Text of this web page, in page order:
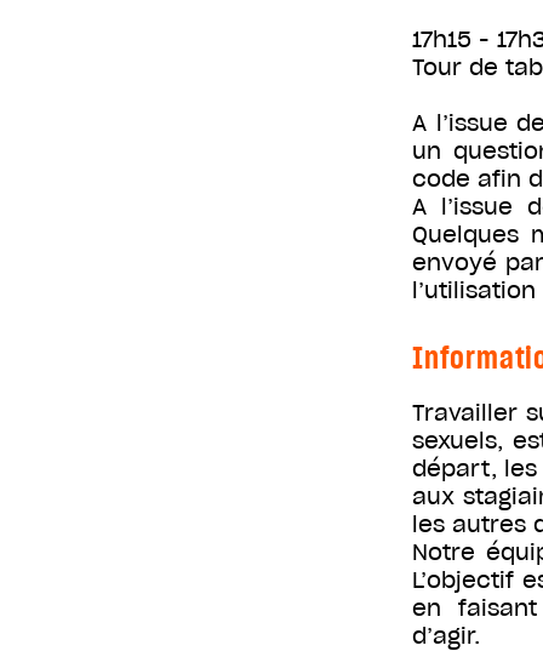
17h15 -
Tour de
A l’issue
un
code afin
A l’issue
Quelques
envoyé
Travailler
sexuels,
départ,
aux
les autres
Notre
L’objectif
en faisant
d’agir.